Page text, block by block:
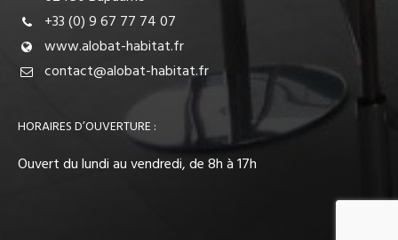
+33 (0) 9 67 77 74 07
www.alobat-habitat.fr
contact@alobat-habitat.fr
HORAIRES D’OUVERTURE :
Ouvert du lundi au vendredi, de 8h à 17h